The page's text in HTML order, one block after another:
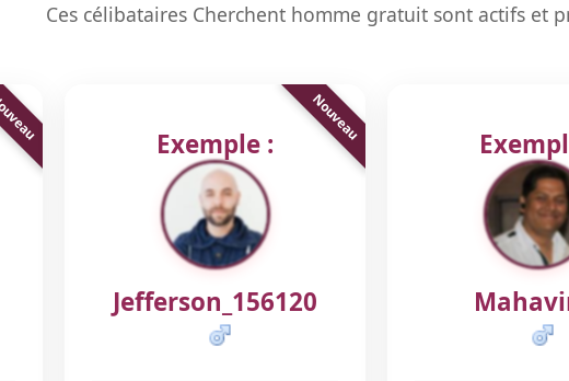
Ces célibataires Cherchent homme gratuit sont actifs et
Exemple :
Jefferson_156120